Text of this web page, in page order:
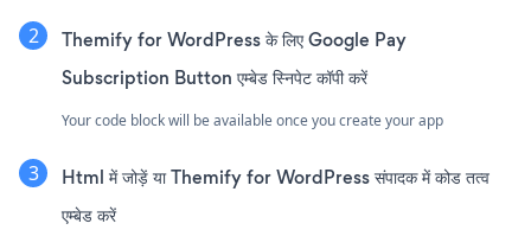
Themify for WordPress के लिए Google Pay
Subscription Button एम्बेड स्निपेट कॉपी करें
Your code block will be available once you create your app
Html में जोड़ें या Themify for WordPress संपादक में कोड तत्व
एम्बेड करें